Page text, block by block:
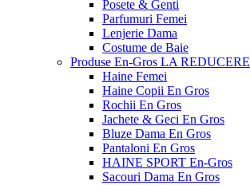
Posete & Genti
Parfumuri Femei
Lenjerie Dama
Costume de Baie
Produse En-Gros LA REDUCERE
Haine Femei
Haine Copii En Gros
Rochii En Gros
Jachete & Geci En Gros
Bluze Dama En Gros
Pantaloni En Gros
HAINE SPORT En-Gros
Sacouri Dama En Gros